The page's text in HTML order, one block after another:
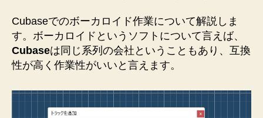
Cubaseでのボーカロイド作業について解説しま
す。ボーカロイドというソフトについて言えば、
Cubaseは同じ系列の会社ということもあり、互換
性が高く作業性がいいと言えます。